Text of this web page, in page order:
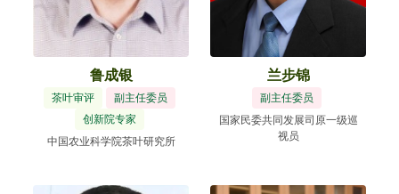
鲁成银
茶叶审评
副主任委员
创新院专家
中国农业科学院茶叶研究所
兰步锦
副主任委员
国家民委共同发展司原一级巡
视员